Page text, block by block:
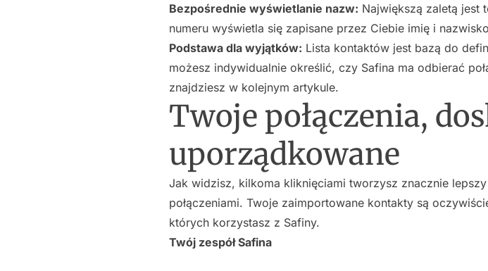
Bezpośrednie wyświetlanie nazw: Największą zaletą jest
numeru wyświetla się zapisane przez Ciebie imię i
Podstawa dla wyjątków: Lista kontaktów jest bazą do
możesz indywidualnie określić, czy Safina ma odbierać
znajdziesz w kolejnym artykule.
Twoje połączenia,
uporządkowane
Jak widzisz, kilkoma kliknięciami tworzysz znacznie
połączeniami. Twoje zaimportowane kontakty są
których korzystasz z Safiny.
Twój zespół Safina